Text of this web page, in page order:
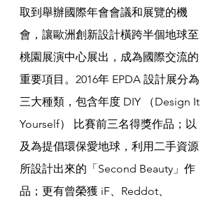
取到舉辦國際年會會議和展覽的機
會，讓歐洲創新設計橫跨半個地球至
桃園展演中心展出，成為國際交流的
重要項目。2016年 EPDA 設計展分為
三大種類，包含年度 DIY （Design It
Yourself） 比賽前三名得獎作品；以
及為提倡環保愛地球，利用二手資源
所設計出來的「Second Beauty」作
品；更有曾榮獲 iF、Reddot、